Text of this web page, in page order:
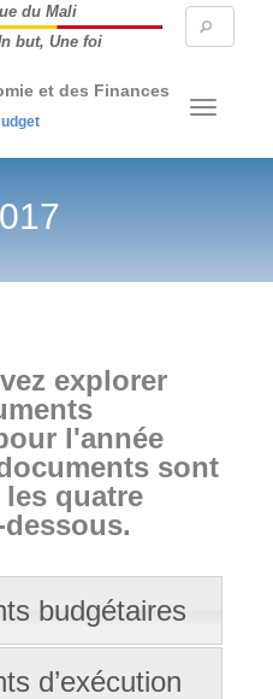
du Mali
but, Une foi
form
et des Finances
explorer
l'année
sont
quatre
budgétaires
d’exécution